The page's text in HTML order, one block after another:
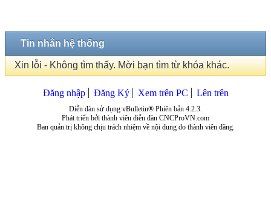
Tin nhắn hệ thống
Xin lỗi - Không tìm thấy. Mời bạn tìm từ khóa khác.
Đăng nhập Đăng Ký Xem trên PC Lên trên
Diễn đàn sử dụng vBulletin® Phiên bản 4.2.3.
Phát triển bởi thành viên diễn đàn CNCProVN.com
Ban quản trị không chịu trách nhiệm về nội dung do thành viên đăng.